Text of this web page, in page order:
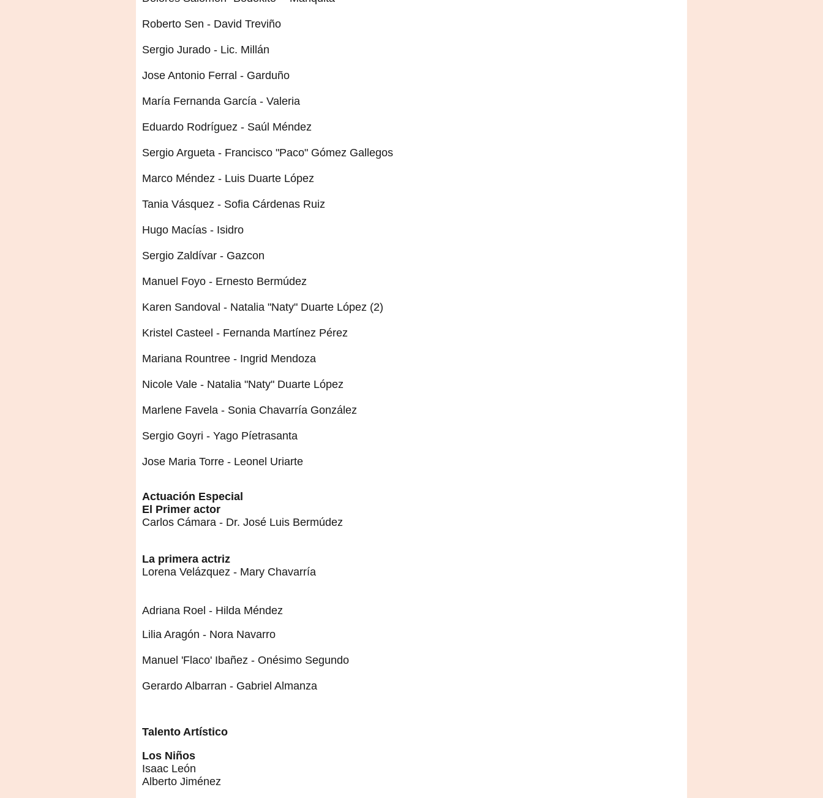
Roberto Sen - David Treviño
Sergio Jurado - Lic. Millán
Jose Antonio Ferral - Garduño
María Fernanda García - Valeria
Eduardo Rodríguez - Saúl Méndez
Sergio Argueta - Francisco "Paco" Gómez Gallegos
Marco Méndez - Luis Duarte López
Tania Vásquez - Sofia Cárdenas Ruiz
Hugo Macías - Isidro
Sergio Zaldívar - Gazcon
Manuel Foyo - Ernesto Bermúdez
Karen Sandoval - Natalia "Naty" Duarte López (2)
Kristel Casteel - Fernanda Martínez Pérez
Mariana Rountree - Ingrid Mendoza
Nicole Vale - Natalia "Naty" Duarte López
Marlene Favela - Sonia Chavarría González
Sergio Goyri - Yago Píetrasanta
Jose Maria Torre - Leonel Uriarte
Actuación Especial
El Primer actor
Carlos Cámara - Dr. José Luis Bermúdez
La primera actriz
Lorena Velázquez - Mary Chavarría
Adriana Roel - Hilda Méndez
Lilia Aragón - Nora Navarro
Manuel 'Flaco' Ibañez - Onésimo Segundo
Gerardo Albarran - Gabriel Almanza
Talento Artístico
Los Niños
Isaac León
Alberto Jiménez